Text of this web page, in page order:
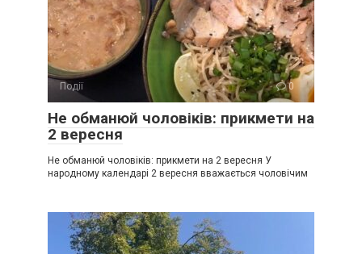
Події 0
Не обманюй чоловіків: прикмети на
2 вересня
Не обманюй чоловіків: прикмети на 2 вересня У
народному календарі 2 вересня вважається чоловічим